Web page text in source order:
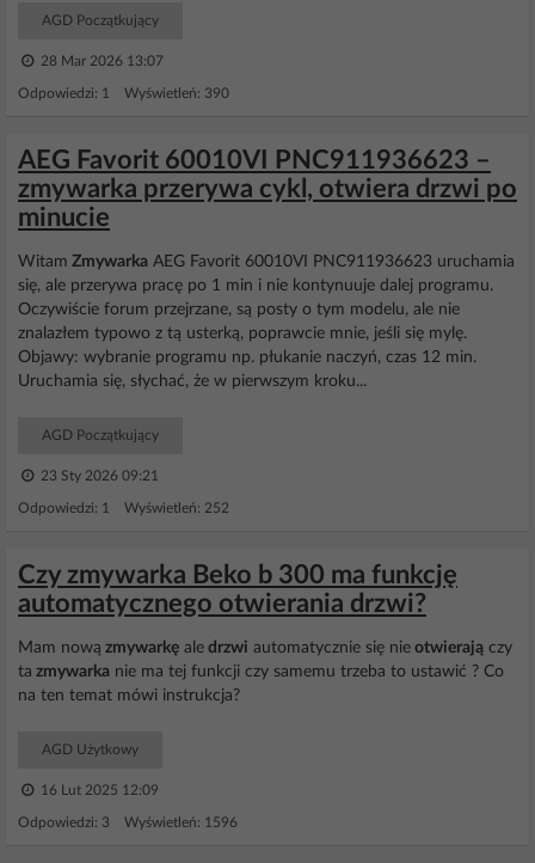
AGD Początkujący
28 Mar 2026 13:07
Odpowiedzi: 1 Wyświetleń: 390
AEG Favorit 60010VI PNC911936623 –
zmywarka przerywa cykl, otwiera drzwi po
minucie
Witam Zmywarka AEG Favorit 60010VI PNC911936623 uruchamia
się, ale przerywa pracę po 1 min i nie kontynuuje dalej programu.
Oczywiście forum przejrzane, są posty o tym modelu, ale nie
znalazłem typowo z tą usterką, poprawcie mnie, jeśli się mylę.
Objawy: wybranie programu np. płukanie naczyń, czas 12 min.
Uruchamia się, słychać, że w pierwszym kroku...
AGD Początkujący
23 Sty 2026 09:21
Odpowiedzi: 1 Wyświetleń: 252
Czy zmywarka Beko b 300 ma funkcję
automatycznego otwierania drzwi?
Mam nową zmywarkę ale drzwi automatycznie się nie otwierają czy
ta zmywarka nie ma tej funkcji czy samemu trzeba to ustawić ? Co
na ten temat mówi instrukcja?
AGD Użytkowy
16 Lut 2025 12:09
Odpowiedzi: 3 Wyświetleń: 1596